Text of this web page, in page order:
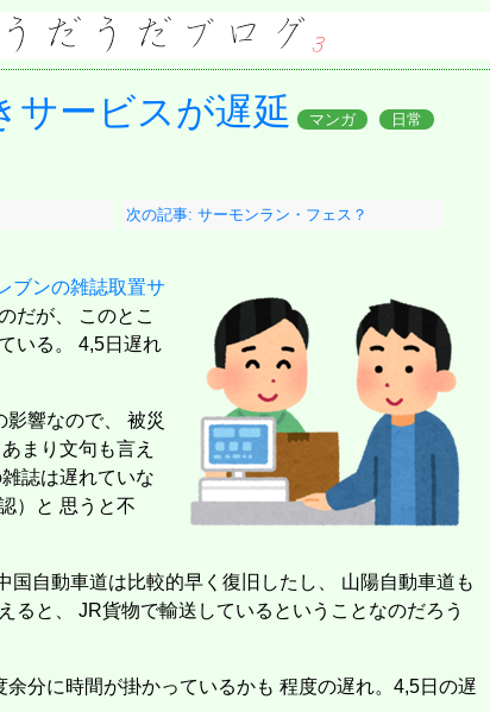
サービスが遅延 マンガ 日常
次の記事: サーモンラン・フェス？
ブンの雑誌取置サ
だが、 このとこ
いる。 4,5日遅れ
影響なので、 被災
まり文句も言え
誌は遅れていな
）と 思うと不
国自動車道は比較的早く復旧したし、 山陽自動車道も
ると、 JR貨物で輸送しているということなのだろう
分に時間が掛かっているかも 程度の遅れ。4,5日の遅